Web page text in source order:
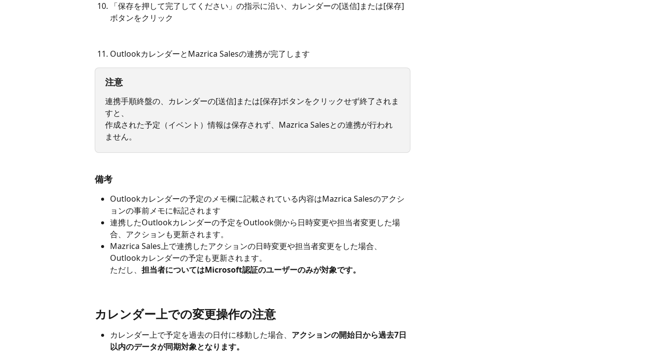
「保存を押して完了してください」の指示に沿い、カレンダーの[送信]または[保存]
ボタンをクリック
OutlookカレンダーとMazrica Salesの連携が完了します
注意
連携手順終盤の、カレンダーの[送信]または[保存]ボタンをクリックせず終了されま
すと、
作成された予定（イベント）情報は保存されず、Mazrica Salesとの連携が行われ
ません。
備考
Outlookカレンダーの予定のメモ欄に記載されている内容はMazrica Salesのアクシ
ョンの事前メモに転記されます
連携したOutlookカレンダーの予定をOutlook側から日時変更や担当者変更した場
合、アクションも更新されます。
Mazrica Sales上で連携したアクションの日時変更や担当者変更をした場合、
Outlookカレンダーの予定も更新されます。
ただし、 担当者についてはMicrosoft認証のユーザーのみが対象です。
カレンダー上での変更操作の注意
カレンダー上で予定を過去の日付に移動した場合、 アクションの開始日から過去7日
以内のデータが同期対象となります。